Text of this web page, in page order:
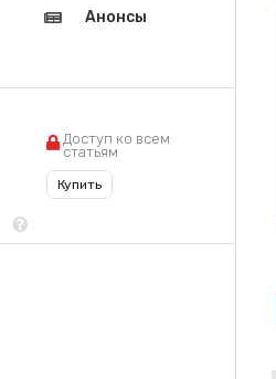
Анонсы
Доступ ко всем
статьям
Купить